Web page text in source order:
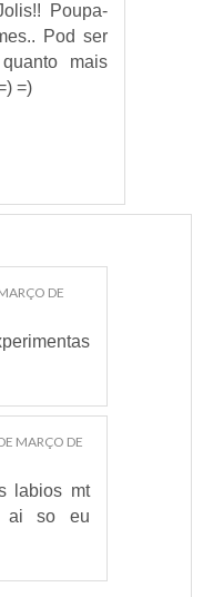
Poupa-
Pod ser
mais
=)
DE
MARÇO DE
labios mt
ai so eu